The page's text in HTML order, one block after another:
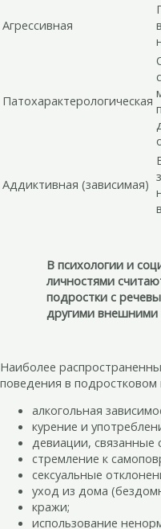
Агрессивная
Патохарактерологическая
Аддиктивная (зависимая)
В психологии и
личностями
подростки с
другими внешними
Наиболее
поведения в подростковом
алкогольная
курение и
девиации, связанные
стремление к
сексуальные
уход из дома
кражи;
использование